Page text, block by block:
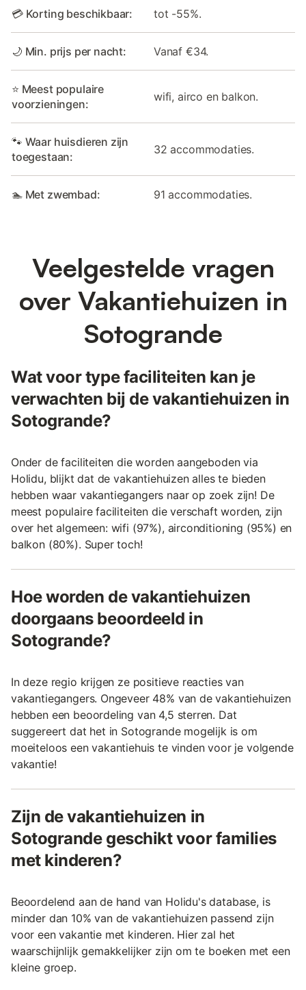
💳 Korting beschikbaar: tot -55%.
🌙 Min. prijs per nacht: Vanaf €34.
⭐ Meest populaire
voorzieningen:
wifi, airco en balkon.
🐾 Waar huisdieren zijn
toegestaan:
32 accommodaties.
🏊 Met zwembad: 91 accommodaties.
Veelgestelde vragen
over Vakantiehuizen in
Sotogrande
Wat voor type faciliteiten kan je
verwachten bij de vakantiehuizen in
Sotogrande?
Onder de faciliteiten die worden aangeboden via
Holidu, blijkt dat de vakantiehuizen alles te bieden
hebben waar vakantiegangers naar op zoek zijn! De
meest populaire faciliteiten die verschaft worden, zijn
over het algemeen: wifi (97%), airconditioning (95%) en
balkon (80%). Super toch!
Hoe worden de vakantiehuizen
doorgaans beoordeeld in
Sotogrande?
In deze regio krijgen ze positieve reacties van
vakantiegangers. Ongeveer 48% van de vakantiehuizen
hebben een beoordeling van 4,5 sterren. Dat
suggereert dat het in Sotogrande mogelijk is om
moeiteloos een vakantiehuis te vinden voor je volgende
vakantie!
Zijn de vakantiehuizen in
Sotogrande geschikt voor families
met kinderen?
Beoordelend aan de hand van Holidu's database, is
minder dan 10% van de vakantiehuizen passend zijn
voor een vakantie met kinderen. Hier zal het
waarschijnlijk gemakkelijker zijn om te boeken met een
kleine groep.